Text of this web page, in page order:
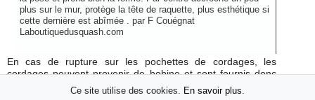
plus sur le mur, protège la tête de raquette, plus esthétique si
cette dernière est abîmée . par F Couégnat
Laboutiquedusquash.com
En cas de rupture sur les pochettes de cordages, les
cordages peuvent provenir de bobine et sont fournis donc
sans emballage.Ce site utilise des cookies. En savoir plus.